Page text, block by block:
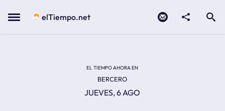
Menu elTiempo.net
EL TIEMPO AHORA EN
BERCERO
JUEVES, 6 AGO